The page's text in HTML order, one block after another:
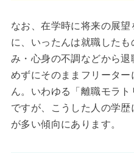
なお、在学時に将来の展
に、いったんは就職した
み・心身の不調などから
めずにそのままフリータ
ん。いわゆる「離職モラ
ですが、こうした人の学
が多い傾向にあります。